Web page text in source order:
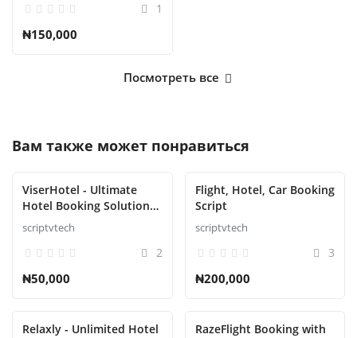
1
₦150,000
Посмотреть все
Вам также может понравиться
ViserHotel - Ultimate
Hotel Booking Solution
Script
scriptvtech
2
₦50,000
Flight, Hotel, Car Booking
Script
scriptvtech
3
₦200,000
Relaxly - Unlimited Hotel
RazeFlight Booking with